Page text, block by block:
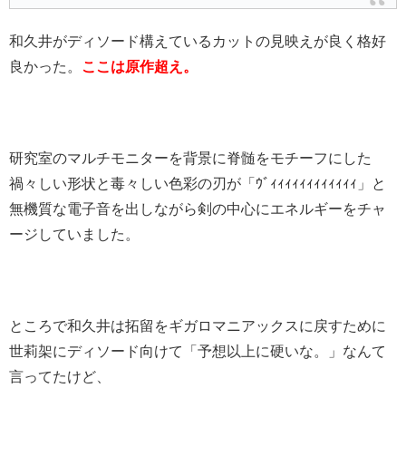
和久井がディソード構えているカットの見映えが良く格好
良かった。 ここは原作超え。
研究室のマルチモニターを背景に脊髄をモチーフにした
禍々しい形状と毒々しい色彩の刃が「ｳﾞｨｨｨｨｨｨｨｨｨｨｨｨ」と
無機質な電子音を出しながら剣の中心にエネルギーをチャ
ージしていました。
ところで和久井は拓留をギガロマニアックスに戻すために
世莉架にディソード向けて「予想以上に硬いな。」なんて
言ってたけど、